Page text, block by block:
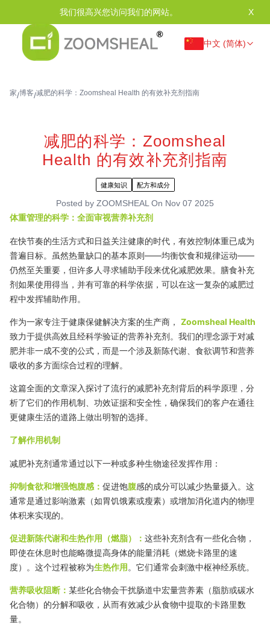
我们很高兴您访问我们的网站。 X
中文 (简体)
家/博客/减肥的科学：Zoomsheal Health 的有效补充剂指南
减肥的科学：Zoomsheal
Health 的有效补充剂指南
健康知识 配方和成分
Posted by ZOOMSHEAL On Nov 07 2025
体重管理的科学：全面审视营养补充剂
在快节奏的生活方式和日益关注健康的时代，有效控制体重已成为
普遍目标。虽然热量缺口的基本原则——均衡饮食和规律运动——
仍然至关重要，但许多人寻求辅助手段来优化减肥效果。膳食补充
剂如果使用得当，并有可靠的科学依据，可以在这一复杂的减肥过
程中发挥辅助作用。
作为一家专注于健康保健解决方案的生产商， Zoomsheal Health
致力于提供高效且经科学验证的营养补充剂。我们的理念源于对减
肥并非一成不变的公式，而是一个涉及新陈代谢、食欲调节和营养
吸收的多方面综合过程的理解。
这篇全面的文章深入探讨了流行的减肥补充剂背后的科学原理，分
析了它们的作用机制、功效证据和安全性，确保我们的客户在通往
更健康生活的道路上做出明智的选择。
了解作用机制
减肥补充剂通常通过以下一种或多种生物途径发挥作用：
抑制食欲和增强饱腹感： 促进饱腹感的成分可以减少热量摄入。这
通常是通过影响激素（如胃饥饿素或瘦素）或增加消化道内的物理
体积来实现的。
促进新陈代谢和生热作用（燃脂）： 这些补充剂含有一些化合物，
即使在休息时也能略微提高身体的能量消耗（燃烧卡路里的速
度）。这个过程被称为生热作用。它们通常会刺激中枢神经系统。
营养吸收阻断： 某些化合物会干扰肠道中宏量营养素（脂肪或碳水
化合物）的分解和吸收，从而有效减少从食物中提取的卡路里数
量。